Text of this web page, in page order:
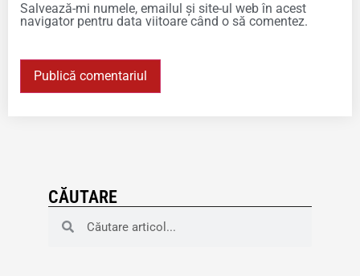
Salvează-mi numele, emailul și site-ul web în acest
navigator pentru data viitoare când o să comentez.
CĂUTARE